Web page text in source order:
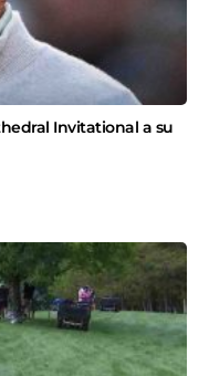
Invitational a su